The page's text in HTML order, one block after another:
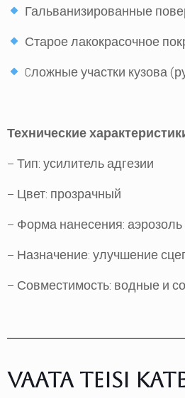
Гальванизированные
Старое лакокрасочное
Cложные участки кузова
Технические
– Тип: усилитель адгезии
– Цвет: прозрачный
– Форма нанесения: аэрозоль
– Назначение: улучшение
– Совместимость: водные и
Vaata teisi